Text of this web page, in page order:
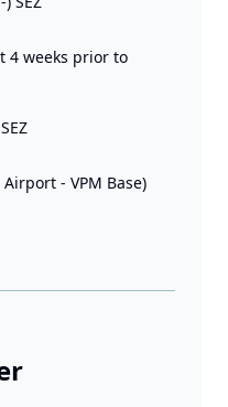
4 weeks prior to
- VPM Base)